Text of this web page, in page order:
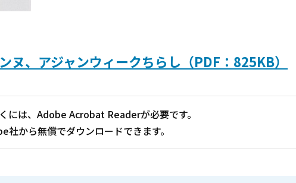
ヌ、アジャンウィークちらし（PDF：825KB）
には、Adobe Acrobat Readerが必要です。
から無償でダウンロードできます。